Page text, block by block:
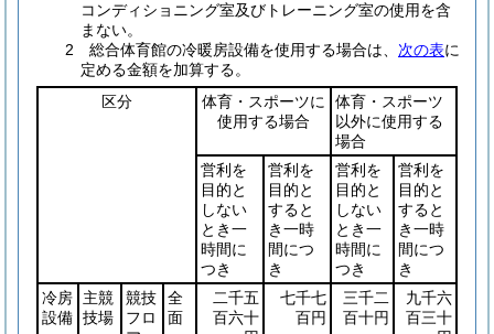
コンディショニング室及びトレーニング室の使用を含
まない。
2 総合体育館の冷暖房設備を使用する場合は、 次の表に
定める金額を加算する。
区分
体育・スポーツに
使用する場合
体育・スポーツ
以外に使用する
場合
営利を
目的と
しない
とき一
時間に
つき
営利を
目的と
すると
き一時
間につ
き
営利を
目的と
しない
とき一
時間に
つき
営利を
目的と
すると
き一時
間につ
き
冷房
設備
主競
技場
競技
フロ
全
面
二千五
百六十
七千七
百円
三千二
百十円
九千六
百三十